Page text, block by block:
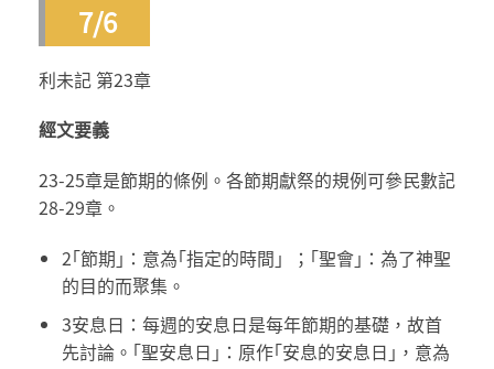
7/6
利未記 第23章
經文要義
23-25章是節期的條例。各節期獻祭的規例可參民數記
28-29章。
2｢節期｣：意為｢指定的時間」；｢聖會｣：為了神聖
的目的而聚集。
3安息日：每週的安息日是每年節期的基礎，故首
先討論。｢聖安息日｣：原作｢安息的安息日｣，意為